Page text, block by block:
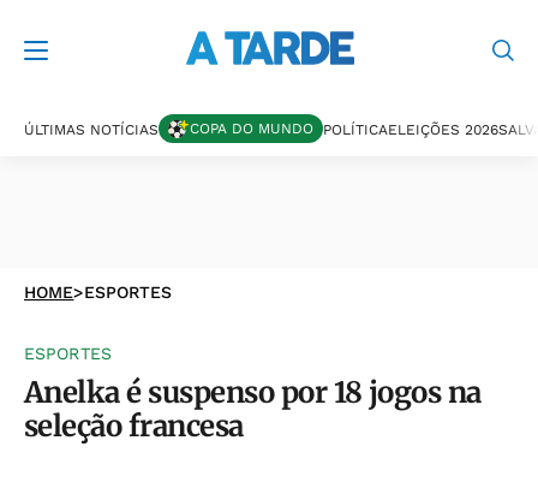
ÚLTIMAS NOTÍCIAS COPA DO MUNDO POLÍTICAELEIÇÕES 2026
HOME>ESPORTES
ESPORTES
Anelka é suspenso por 18 jogos na
seleção francesa